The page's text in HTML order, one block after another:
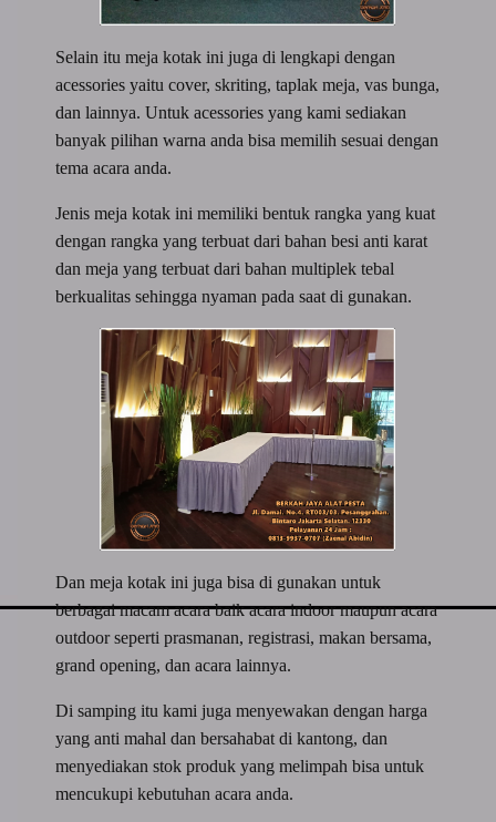
Selain itu meja kotak ini juga di lengkapi dengan
acessories yaitu cover, skriting, taplak meja, vas bunga,
dan lainnya. Untuk acessories yang kami sediakan
banyak pilihan warna anda bisa memilih sesuai dengan
tema acara anda.
Jenis meja kotak ini memiliki bentuk rangka yang kuat
dengan rangka yang terbuat dari bahan besi anti karat
dan meja yang terbuat dari bahan multiplek tebal
berkualitas sehingga nyaman pada saat di gunakan.
Dan meja kotak ini juga bisa di gunakan untuk
berbagai macam acara baik acara indoor maupun acara
outdoor seperti prasmanan, registrasi, makan bersama,
grand opening, dan acara lainnya.
Di samping itu kami juga menyewakan dengan harga
yang anti mahal dan bersahabat di kantong, dan
menyediakan stok produk yang melimpah bisa untuk
mencukupi kebutuhan acara anda.